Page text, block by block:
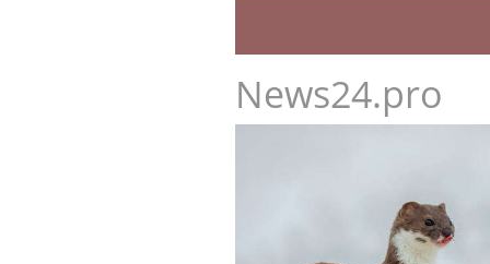
News24.pro